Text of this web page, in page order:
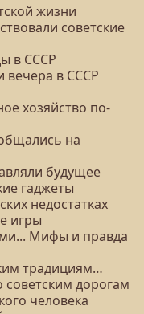
жизни
советские
в СССР
вечера в СССР
хозяйство по-
на
будущее
гаджеты
недостатках
игры
Мифы и правда
традициям…
советским дорогам
человека